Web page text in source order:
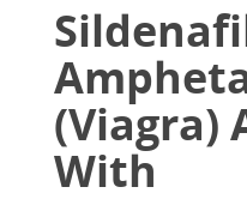
(Viagra)
With